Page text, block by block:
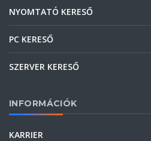
NYOMTATÓ KERESŐ
PC KERESŐ
SZERVER KERESŐ
INFORMÁCIÓK
KARRIER